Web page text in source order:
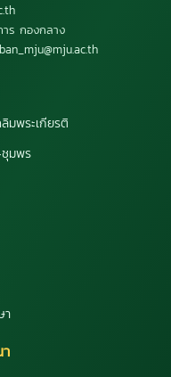
าร กองกลาง
มพระเกียรติ
ชุมพร
า